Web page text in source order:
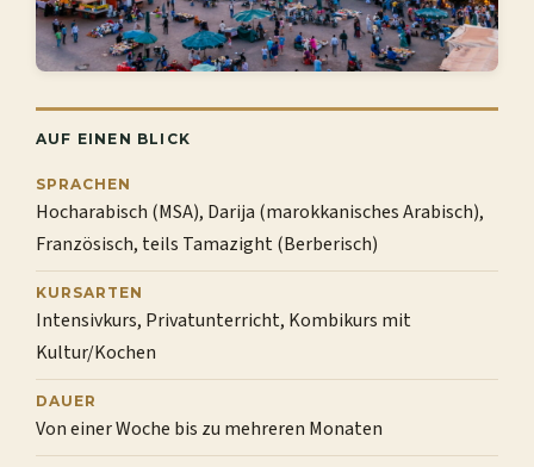
AUF EINEN BLICK
SPRACHEN
Hocharabisch (MSA), Darija (marokkanisches Arabisch),
Französisch, teils Tamazight (Berberisch)
KURSARTEN
Intensivkurs, Privatunterricht, Kombikurs mit
Kultur/Kochen
DAUER
Von einer Woche bis zu mehreren Monaten